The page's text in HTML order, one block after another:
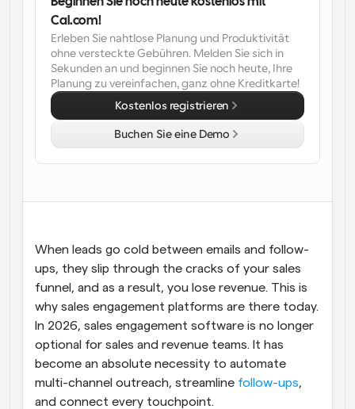
Supercharged Planung mit KI-gestützten Anrufen
Arbeitsabläufe
Automatisieren Sie die Planung und Erinnerungen
Blog
Bleiben Sie auf dem Laufenden über die neuesten
Nachrichten und Updates.
Sofortige Besprechungen
Webhooks
Erhalten Sie eine Benachrichtigung, wenn etwas
passiert
When leads go cold between emails and follow-
ups, they slip through the cracks of your sales
funnel, and as a result, you lose revenue. This is
why sales engagement platforms are there today.
In 2026, sales engagement software is no longer
optional for sales and revenue teams. It has
become an absolute necessity to automate
multi-channel outreach, streamline follow-ups,
and connect every touchpoint.
Cal.com!
Erleben Sie nahtlose Planung und Produktivität
ohne versteckte Gebühren. Melden Sie sich in
Sekunden an und beginnen Sie noch heute, Ihre
Planung zu vereinfachen, ganz ohne Kreditkarte!
Kostenlos registrieren
Buchen Sie eine Demo